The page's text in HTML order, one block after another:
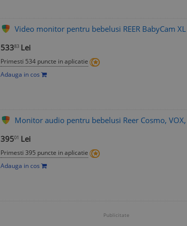
Video monitor pentru bebelusi REER BabyCam
53383 Lei
Primesti 534 puncte in aplicatie
Adauga in cos
Monitor audio pentru bebelusi Reer Cosmo,
39501 Lei
Primesti 395 puncte in aplicatie
Adauga in cos
Publicitate